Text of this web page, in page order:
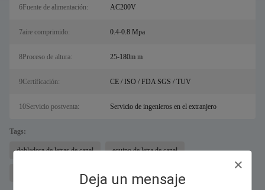
Deja un mensaje
6Fuente de alimentación: AC200V
7aire comprimido: 0.4-0.8 Mpa
8Proceso de altura: 25-180m m
9Certificación: CE / ISO / FDA SGS / TUV
10Servicio postventa: Servicio de ingenieros en el extranjero
Tags:
dobladora de letras de canal equipo de letra de canal
dobladora de letras automática